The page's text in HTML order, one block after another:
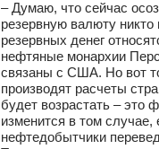
– Думаю, что сейчас
резервную валюту
резервных денег
нефтяные монархии
связаны с США. Но вот
производят расчеты
будет возрастать – это
изменится в том
нефтедобытчики